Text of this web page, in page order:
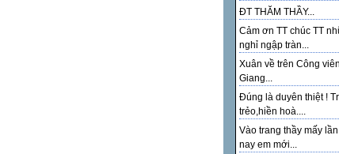
ĐT THĂM THẦY...
Cảm ơn TT chúc TT
nghỉ ngập tràn...
Xuân về trên Công
Giang...
Đúng là duyên thiệt !
trẻo,hiền hoà....
Vào trang thầy mấy
nay em mới...